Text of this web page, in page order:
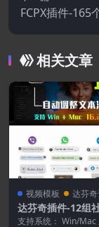
FCPX插件-165
相关文章
视频模板 达芬
达芬奇插件-12组
信自动调整文本消
支持系统： Win/Mac